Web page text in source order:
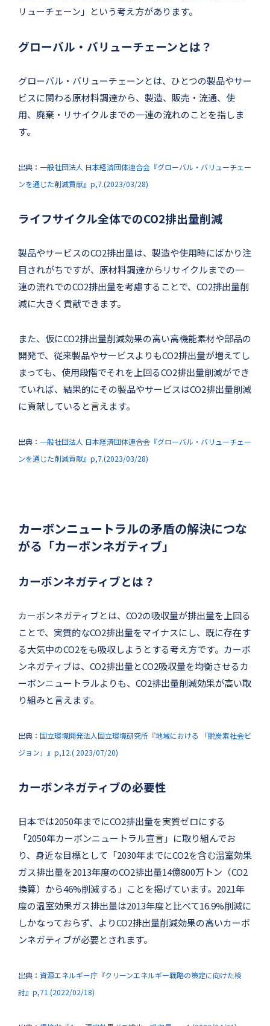
リューチェーン」という考え方があります。
グローバル・バリューチェーンとは？
グローバル・バリューチェーンとは、ひとつの製品やサー
ビスに関わる原材料調達から、製造、販売・流通、使
用、廃棄・リサイクルまでの一連の流れのことを指しま
す。
出典： 一般社団法人 日本経済団体連合会『グローバル・バリューチェー
ンを通じた削減貢献』p,7.(2023/03/28)
ライフサイクル全体でのCO2排出量削減
製品やサービスのCO2排出量は、製造や使用時にばかり注
目されがちですが、原材料調達からリサイクルまでの一
連の流れでのCO2排出量を考慮することで、CO2排出量削
減に大きく貢献できます。
また、仮にCO2排出量削減効果の高い高機能素材や部品の
開発で、従来製品やサービスよりもCO2排出量が増えてし
まっても、使用段階でそれを上回るCO2排出量削減ができ
ていれば、結果的にその製品やサービスはCO2排出量削減
に貢献していると言えます。
出典： 一般社団法人 日本経済団体連合会『グローバル・バリューチェー
ンを通じた削減貢献』p,7.(2023/03/28)
カーボンニュートラルの矛盾の解決につな
がる「カーボンネガティブ」
カーボンネガティブとは？
カーボンネガティブとは、CO2の吸収量が排出量を上回る
ことで、実質的なCO2排出量をマイナスにし、既に存在す
る大気中のCO2をも吸収しようとする考え方です。カーボ
ンネガティブは、CO2排出量とCO2吸収量を均衡させるカ
ーボンニュートラルよりも、CO2排出量削減効果が高い取
り組みと言えます。
出典： 国立環境開発法人国立環境研究所『地域における 「脱炭素社会ビ
ジョン」』p,12.( 2023/07/20)
カーボンネガティブの必要性
日本では2050年までにCO2排出量を実質ゼロにする
「2050年カーボンニュートラル宣言」に取り組んでお
り、身近な目標として「2030年までにCO2を含む温室効果
ガス排出量を2013年度のCO2排出量14億800万トン（CO2
換算）から46%削減する」ことを掲げています。2021年
度の温室効果ガス排出量は2013年度と比べて16.9%削減に
しかなっておらず、よりCO2排出量削減効果の高いカーボ
ンネガティブが必要とされます。
出典： 資源エネルギー庁『クリーンエネルギー戦略の策定に向けた検
討』p,71.(2022/02/18)